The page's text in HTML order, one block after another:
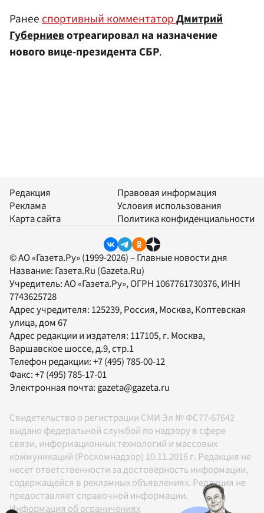
Ранееспортивный комментаторДмитрий
Губерниевотреагировал на назначение
нового вице-президента СБР.
Редакция
Реклама
Карта сайта
Правовая информация
Условия использования
Политика конфиденциальности
© АО «Газета.Ру» (1999-2026) – Главные новости дня
Название: Газета.Ru (Gazeta.Ru)
Учредитель:АО «Газета.Ру», ОГРН 1067761730376, ИНН
7743625728
Адрес учредителя: 125239, Россия, Москва, Коптевская
улица, дом 67
Адрес редакции и издателя: 117105, г. Москва,
Варшавское шоссе, д.9, стр.1
Телефон редакции:+7 (495) 785-00-12
Факс:+7 (495) 785-17-01
Электронная почта:gazeta@gazeta.ru
Свидетельство о регистрации СМИ Эл № ФС77-67642
выдано федеральной службой по надзору в сфере
связи, информационных технологий и массовых
коммуникаций (Роскомнадзор) 10.11.2016 г. Редакция не
несет ответственности за достоверность информации,
содержащейся в рекламных объявлениях. Редакция не
предоставляет справочной информации.
Информация об ограничениях